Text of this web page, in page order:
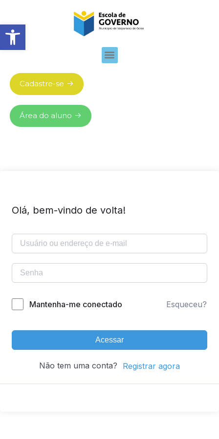
Abrir barra de ferramentas
Cadastre-se
Área do aluno
Olá, bem-vindo de volta!
Mantenha-me conectado Esqueceu?
Acessar
Não tem uma conta? Registrar agora